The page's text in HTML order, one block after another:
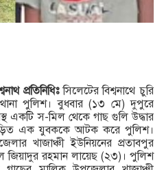
প্রতিনিধিঃসিলেটের বিশ্বনাথে চুরি
পুলিশ। বুধবার (১৩ মে) দুপুরে
একটি স-মিল থেকে গাছ গুলি উদ্ধার
এক যুবককে আটক করে পুলিশ।
খাজাঞ্চী ইউনিয়নের প্রতাবপুর
জিয়াদুর রহমান লায়েছ (২৩)। পুলিশ